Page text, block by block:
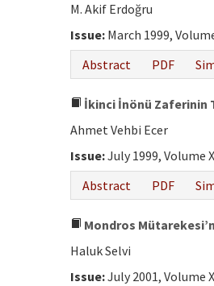
M. Akif Erdoğru
Issue: March 1999,
Abstract
PDF
İkinci İnönü Zaferinin
Ahmet Vehbi Ecer
Issue:July 1999, Volume
Abstract
PDF
Mondros
Haluk Selvi
Issue:July 2001, Volume